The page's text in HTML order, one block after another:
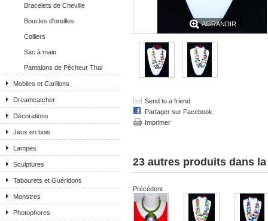
Bracelets de Cheville
Boucles d'oreilles
Colliers
Sac à main
Pantalons de Pêcheur Thai
Mobiles et Carillons
Dreamcatcher
Décorations
Jeux en bois
Lampes
Sculptures
Tabourets et Guéridons
Monstres
Photophores
AGRANDIR
Send to a friend
Partager sur Facebook
Imprimer
23 autres produits dans
Précédent